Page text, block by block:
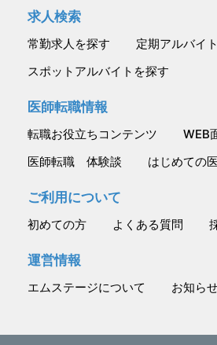
求人検索
常勤求人を探す
定期アルバイ
スポットアルバイトを探す
医師転職情報
転職お役立ちコンテンツ
WEB
医師転職 体験談
はじめての
ご利用について
初めての方 よくある質問
運営情報
エムステージについて お知ら